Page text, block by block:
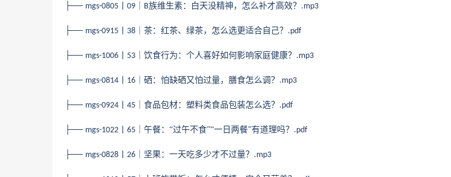
├── mgs-0805 09 B族维生素：白天没精神，怎么补才高效？ .mp3
├── mgs-0915 38 ｜茶：红茶、绿茶，怎么选更适合自己？ .pdf
├── mgs-1006 53 ｜饮食行为：个人喜好如何影响家庭健康？ .mp3
├── mgs-0814 16 ｜硒：怕缺硒又怕过量，膳食怎么调？ .mp3
├── mgs-0924 45 ｜食品包材：塑料类食品包装怎么选？ .pdf
├── mgs-1022 65 ｜午餐：“过午不食”“一日两餐”有道理吗？ .pdf
├── mgs-0828 26 ｜坚果：一天吃多少才不过量？ .mp3